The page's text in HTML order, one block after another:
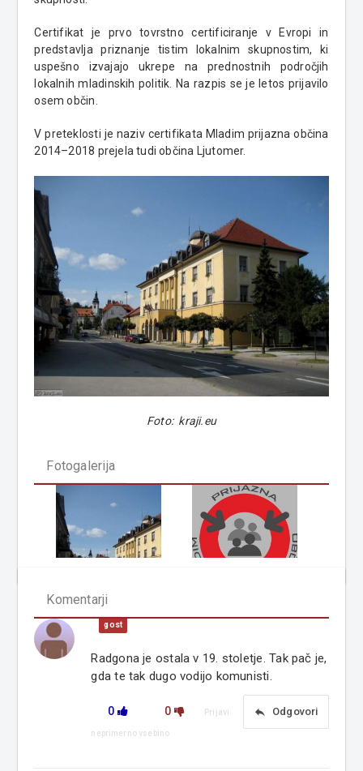
Certifikat je prvo tovrstno certificiranje v Evropi in
predstavlja priznanje tistim lokalnim skupnostim, ki
uspešno izvajajo ukrepe na prednostnih področjih
lokalnih mladinskih politik. Na razpis se je letos prijavilo
osem občin.
V preteklosti je naziv certifikata Mladim prijazna občina
2014–2018 prejela tudi občina Ljutomer.
Foto: kraji.eu
Fotogalerija
Komentarji
gost
Radgona je ostala v 19. stoletje. Tak pač je,
gda te tak dugo vodijo komunisti.
0 0 reply Odgovori
Prijavi
neprimerno vsebino